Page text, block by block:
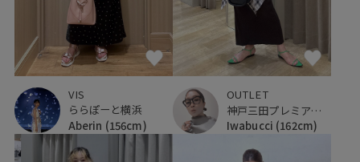
VIS
ららぽーと横浜
Aberin (156cm)
OUTLET
神戸三田プレミアム・アウトレット
Iwabucci (162cm)